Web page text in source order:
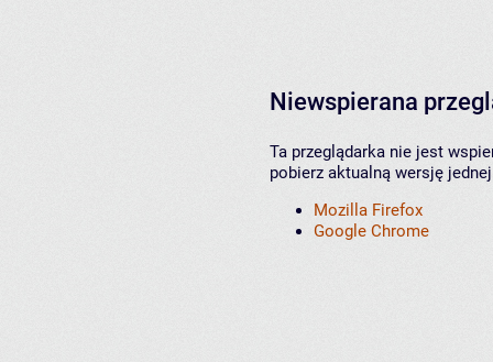
Niewspierana
Ta przeglądarka nie jest
pobierz aktualną wersję
Mozilla Firefox
Google Chrome